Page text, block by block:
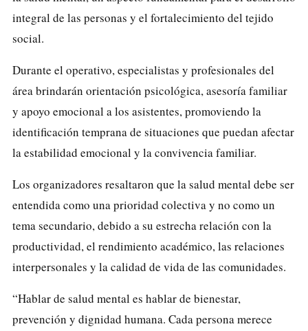
integral de las personas y el fortalecimiento del tejido
social.
Durante el operativo, especialistas y profesionales del
área brindarán orientación psicológica, asesoría familiar
y apoyo emocional a los asistentes, promoviendo la
identificación temprana de situaciones que puedan afectar
la estabilidad emocional y la convivencia familiar.
Los organizadores resaltaron que la salud mental debe ser
entendida como una prioridad colectiva y no como un
tema secundario, debido a su estrecha relación con la
productividad, el rendimiento académico, las relaciones
interpersonales y la calidad de vida de las comunidades.
“Hablar de salud mental es hablar de bienestar,
prevención y dignidad humana. Cada persona merece